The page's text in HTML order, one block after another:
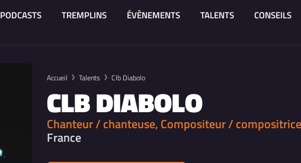
PODCASTS TREMPLINS ÉVÈNEMENTS TALENTS CONSEILS
Accueil Talents Clb Diabolo
CLB DIABOLO
Chanteur / chanteuse, Compositeur /
France